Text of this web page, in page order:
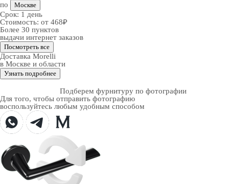
по
Москве
Срок: 1 день
Стоимость: от 468₽
Более 30 пунктов
выдачи интернет заказов
Посмотреть все
Доставка Morelli
в Москве и области
Узнать подробнее
Подберем фурнитуру по фотографии
Для того, чтобы отправить фотографию
воспользуйтесь любым удобным способом